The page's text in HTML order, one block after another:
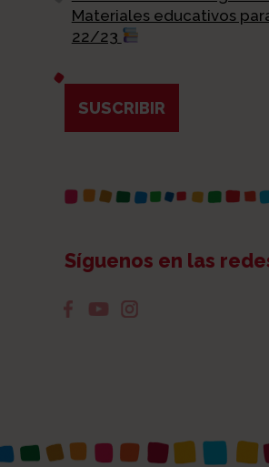
Materiales educativos
22/23
SUSCRIBIR
Síguenos en las